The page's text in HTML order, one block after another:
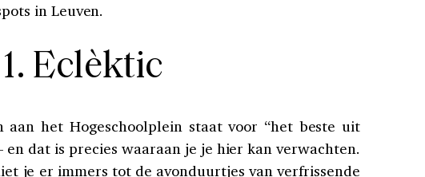
in Leuven.
1. Eclèktic
aan het Hogeschoolplein staat voor “het beste uit
dat is precies waaraan je je hier kan verwachten.
je er immers tot de avonduurtjes van verfrissende